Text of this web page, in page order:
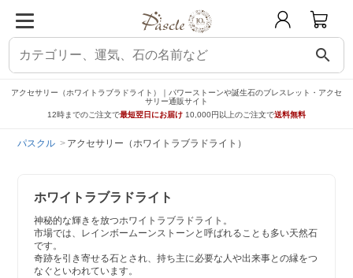
search
アクセサリー（ホワイトラブラドライト）｜パワーストーンや誕生石のブレスレット・アクセ
サリー通販サイト
12時までのご注文で最短翌日にお届け 10,000円以上のご注文で送料無料
パスクル アクセサリー（ホワイトラブラドライト）
ホワイトラブラドライト
神秘的な輝きを放つホワイトラブラドライト。
市場では、レインボームーンストーンと呼ばれることも多い天然石
です。
奇跡を引き寄せる石とされ、持ち主に必要な人や出来事との縁をつ
なぐといわれています。